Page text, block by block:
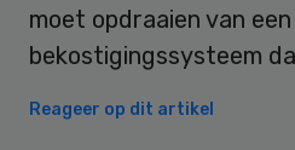
moet opdraaien van een
bekostigingssysteem
Reageer op dit artikel